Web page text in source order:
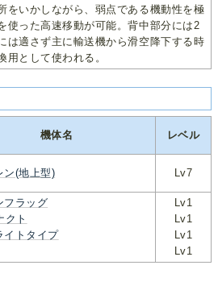
をいかしながら、弱点である機動性を極
使った高速移動が可能。背中部分には2
は適さず主に輸送機から滑空降下する時
用として使われる。
機体名 レベル
ン(地上型) Lv7
フラッグ
クト
イトタイプ
Lv1
Lv1
Lv1
Lv1